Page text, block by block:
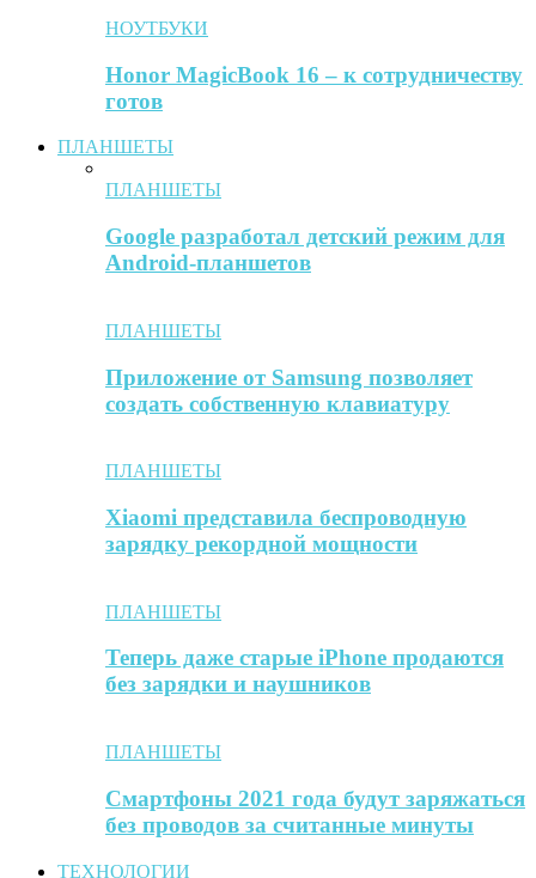
НОУТБУКИ
Honor MagicBook 16 – к сотрудничеству
готов
ПЛАНШЕТЫ
ПЛАНШЕТЫ
Google разработал детский режим для
Android-планшетов
ПЛАНШЕТЫ
Приложение от Samsung позволяет
создать собственную клавиатуру
ПЛАНШЕТЫ
Xiaomi представила беспроводную
зарядку рекордной мощности
ПЛАНШЕТЫ
Теперь даже старые iPhone продаются
без зарядки и наушников
ПЛАНШЕТЫ
Смартфоны 2021 года будут заряжаться
без проводов за считанные минуты
ТЕХНОЛОГИИ